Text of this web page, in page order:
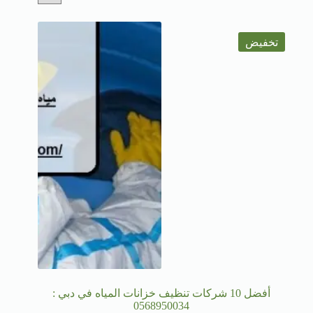
تخفيض
أفضل 10 شركات تنظيف خزانات المياه في دبي :
0568950034